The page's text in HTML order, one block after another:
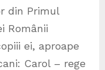
din Primul
Românii
ei, aproape
Carol – rege